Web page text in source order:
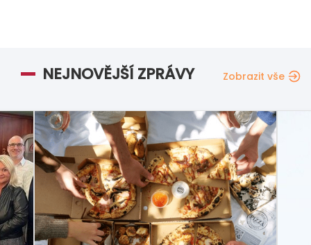
NEJNOVĚJŠÍ ZPRÁVY Zobrazit vše